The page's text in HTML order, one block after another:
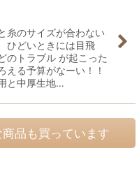
糸のサイズが合わない
ひどいときには目飛
のトラブル が起こった
える予算がなーい！！
と中厚生地…
品も買っています